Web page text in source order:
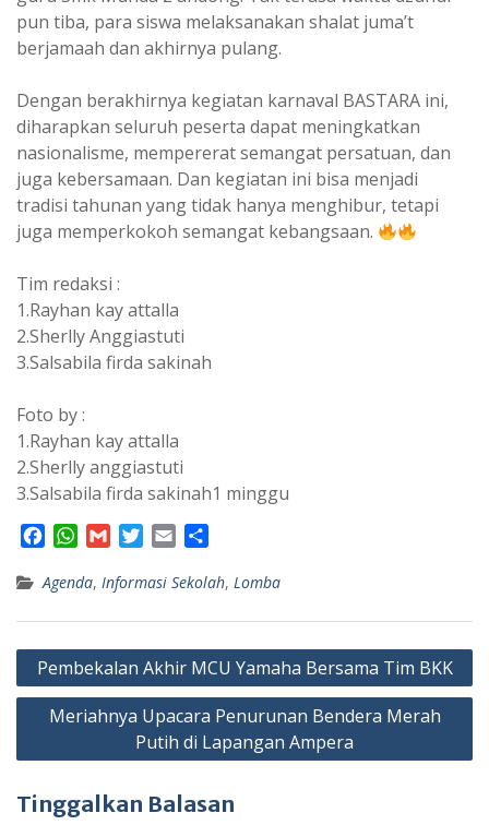
pun tiba, para siswa melaksanakan shalat juma’t
berjamaah dan akhirnya pulang.
Dengan berakhirnya kegiatan karnaval BASTARA ini,
diharapkan seluruh peserta dapat meningkatkan
nasionalisme, mempererat semangat persatuan, dan
juga kebersamaan. Dan kegiatan ini bisa menjadi
tradisi tahunan yang tidak hanya menghibur, tetapi
juga memperkokoh semangat kebangsaan.
Tim redaksi :
1.Rayhan kay attalla
2.Sherlly Anggiastuti
3.Salsabila firda sakinah
Foto by :
1.Rayhan kay attalla
2.Sherlly anggiastuti
3.Salsabila firda sakinah1 minggu
c
o
o
k
W
a
A
p
p
a
i
e
r
a
a
Agenda, Informasi Sekolah, Lomba
Navigasi
pos
Pembekalan Akhir MCU Yamaha Bersama Tim BKK
Meriahnya Upacara Penurunan Bendera Merah
Putih di Lapangan Ampera
Tinggalkan Balasan